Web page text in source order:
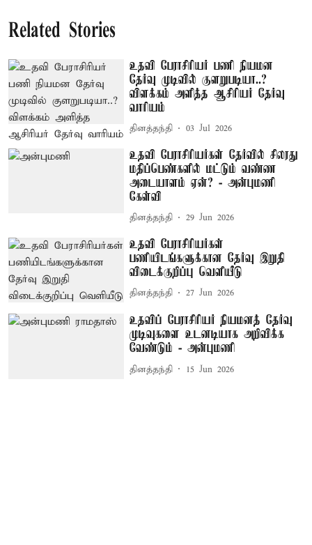
Related Stories
உதவி பேராசிரியர் பணி நியமன
தேர்வு முடிவில் குளறுபடியா..?
விளக்கம் அளித்த ஆசிரியர் தேர்வு
வாரியம்
தினத்தந்தி 03 Jul 2026
உதவி பேராசிரியர்கள் தேர்வில் சிலரது
மதிப்பெண்களில் மட்டும் வண்ண
அடையாளம் ஏன்? - அன்புமணி
கேள்வி
தினத்தந்தி 29 Jun 2026
உதவி பேராசிரியர்கள்
பணியிடங்களுக்கான தேர்வு இறுதி
விடைக்குறிப்பு வெளியீடு
தினத்தந்தி 27 Jun 2026
உதவிப் பேராசிரியர் நியமனத் தேர்வு
முடிவுகளை உடனடியாக அறிவிக்க
வேண்டும் - அன்புமணி
தினத்தந்தி 15 Jun 2026